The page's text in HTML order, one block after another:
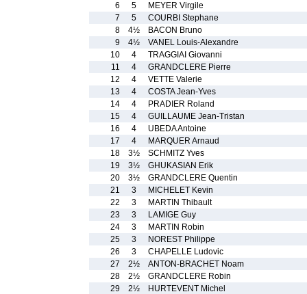
6
5
MEYER Virgile
7
5
COURBI Stephane
8
4½
BACON Bruno
9
4½
VANEL Louis-Alexandre
10
4
TRAGGIAI Giovanni
11
4
GRANDCLERE Pierre
12
4
VETTE Valerie
13
4
COSTA Jean-Yves
14
4
PRADIER Roland
15
4
GUILLAUME Jean-Tristan
16
4
UBEDA Antoine
17
4
MARQUER Arnaud
18
3½
SCHMITZ Yves
19
3½
GHUKASIAN Erik
20
3½
GRANDCLERE Quentin
21
3
MICHELET Kevin
22
3
MARTIN Thibault
23
3
LAMIGE Guy
24
3
MARTIN Robin
25
3
NOREST Philippe
26
3
CHAPELLE Ludovic
27
2½
ANTON-BRACHET Noam
28
2½
GRANDCLERE Robin
29
2½
HURTEVENT Michel